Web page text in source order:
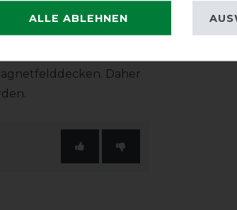
gute Wahl Dein Pferd
Daher
ALLE ABLEHNEN